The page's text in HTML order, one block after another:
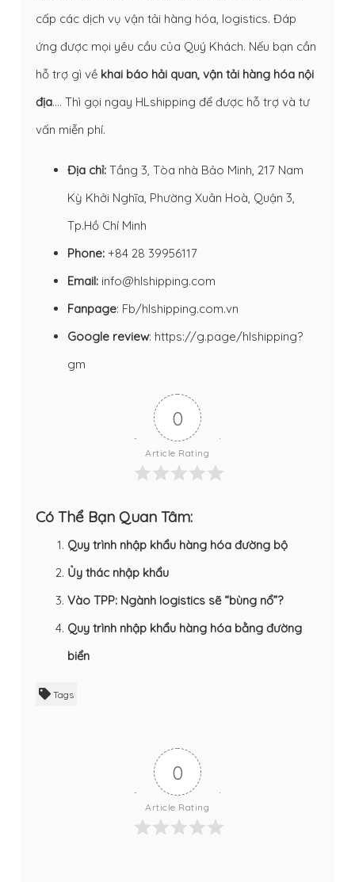
cấp các dịch vụ vận tải hàng hóa, logistics. Đáp
ứng được mọi yêu cầu của Quý Khách. Nếu bạn cần
hỗ trợ gì về khai báo hải quan, vận tải hàng hóa nội
địa…. Thì gọi ngay HLshipping để được hỗ trợ và tư
vấn miễn phí.
Địa chỉ: Tầng 3, Tòa nhà Bảo Minh, 217 Nam
Kỳ Khởi Nghĩa, Phường Xuân Hoà, Quận 3,
Tp.Hồ Chí Minh
Phone: +84 28 39956117
Email: info@hlshipping.com
Fanpage: Fb/hlshipping.com.vn
Google review: https://g.page/hlshipping?
gm
0
Article Rating
Có Thể Bạn Quan Tâm:
Quy trình nhập khẩu hàng hóa đường bộ
Ủy thác nhập khẩu
Vào TPP: Ngành logistics sẽ “bùng nổ”?
Quy trình nhập khẩu hàng hóa bằng đường
biển
Tags
0
Article Rating